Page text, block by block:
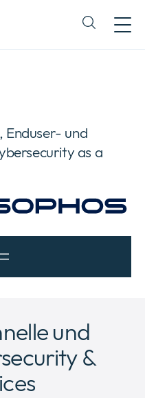
Expand
und
as a
und
&